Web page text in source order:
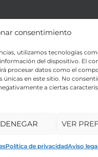
consentimiento
utilizamos tecnologías
del dispositivo. El
procesar datos como el
únicas en este sitio. No
a ciertas
DENEGAR VER
Política de privacidadAviso
LEGAL
nosotros